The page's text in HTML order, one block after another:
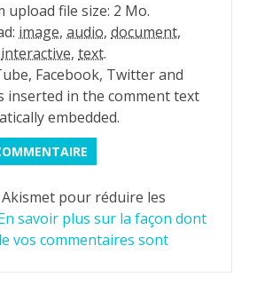
upload file size: 2 Mo.
image, audio, document,
interactive, text.
Facebook, Twitter and
inserted in the comment text
embedded.
pour réduire les
savoir plus sur la façon dont
vos commentaires sont